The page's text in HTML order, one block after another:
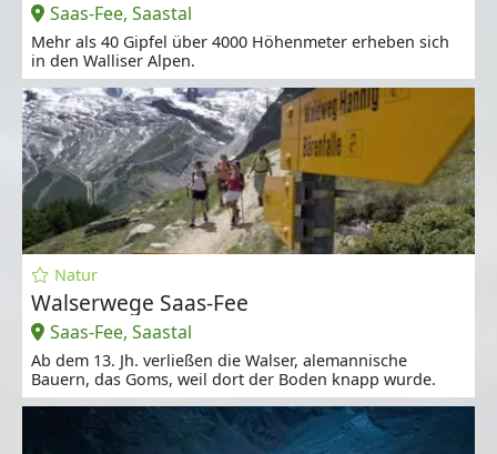
Saas-Fee, Saastal
Mehr als 40 Gipfel über 4000 Höhenmeter erheben sich
in den Walliser Alpen.
Natur
Walserwege Saas-Fee
Saas-Fee, Saastal
Ab dem 13. Jh. verließen die Walser, alemannische
Bauern, das Goms, weil dort der Boden knapp wurde.